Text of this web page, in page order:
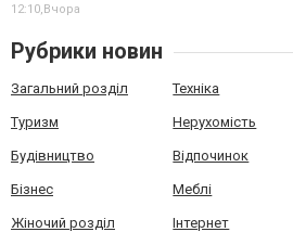
12:10,Вчора
Рубрики новин
Загальний розділ Техніка
Туризм Нерухомість
Будівництво Відпочинок
Бізнес Меблі
Жіночий розділ Інтернет